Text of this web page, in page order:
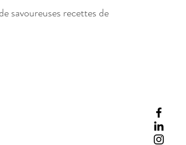
savoureuses recettes de